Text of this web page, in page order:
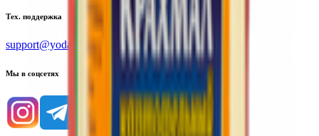
Тех. поддержка
support@yoda.by
Мы в соцсетях